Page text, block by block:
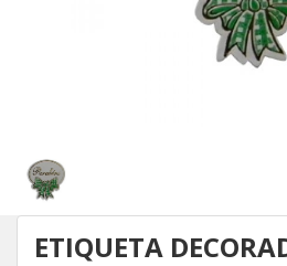
ETIQUETA